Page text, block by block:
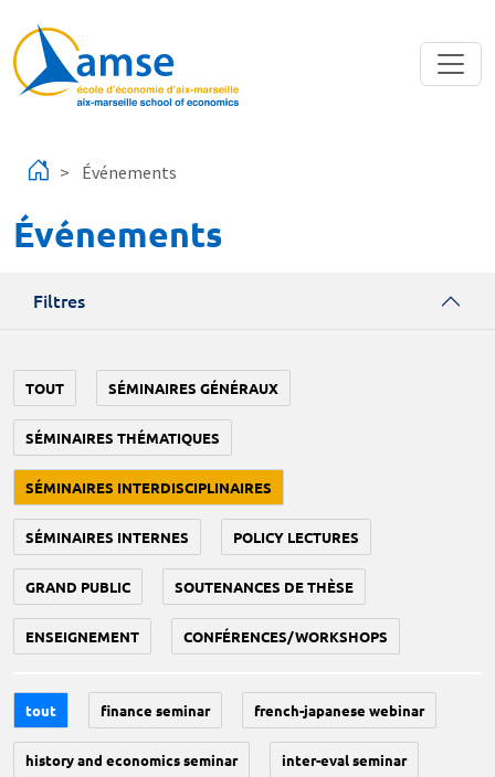
Événements
Événements
Filtres
TOUT SÉMINAIRES GÉNÉRAUX
SÉMINAIRES THÉMATIQUES
SÉMINAIRES INTERDISCIPLINAIRES
SÉMINAIRES INTERNES POLICY LECTURES
GRAND PUBLIC SOUTENANCES DE THÈSE
ENSEIGNEMENT CONFÉRENCES/WORKSHOPS
tout finance seminar french-japanese webinar
history and economics seminar inter-eval seminar